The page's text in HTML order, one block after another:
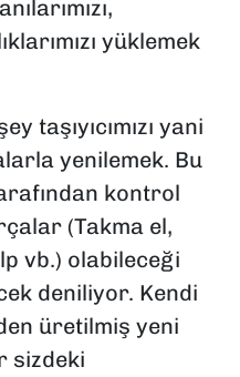
yüklemek
taşıyıcımızı yani
yenilemek. Bu
kontrol
(Takma el,
vb.) olabileceği
deniliyor. Kendi
üretilmiş yeni
sizdeki